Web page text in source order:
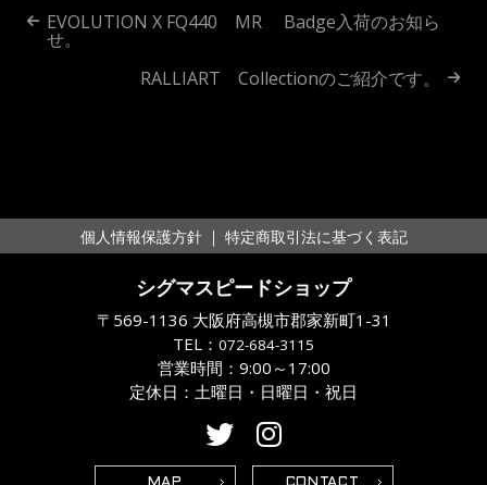
投
ー
シ
EVOLUTION X FQ440 MR Badge入荷のお知ら
せ。
RALLIART Collectionのご紹介です。
個人情報保護方針 ｜ 特定商取引法に基づく表記
シグマスピードショップ
〒569-1136 大阪府高槻市郡家新町1-31
TEL： 072-684-3115
営業時間：9:00～17:00
定休日：土曜日・日曜日・祝日